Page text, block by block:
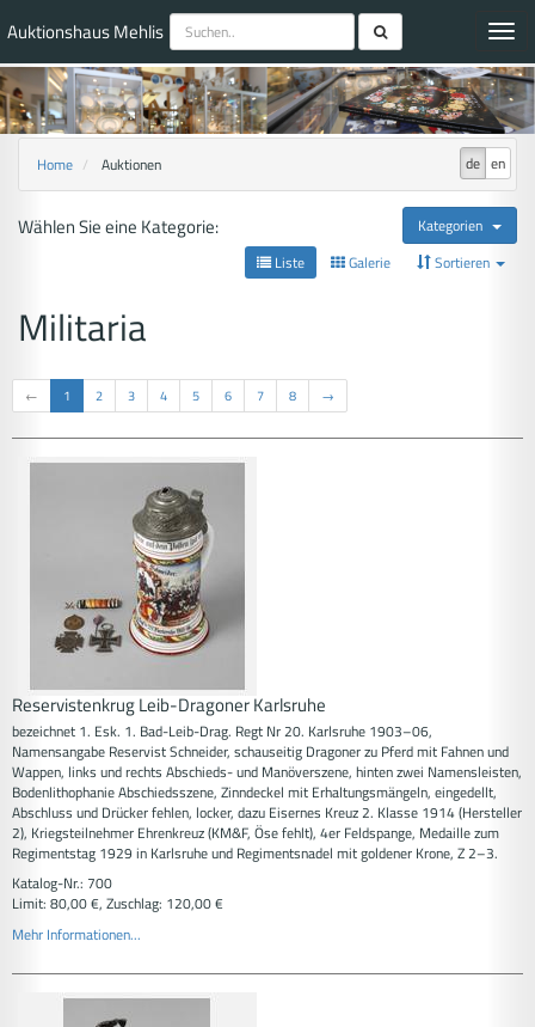
Auktionshaus Mehlis
de en
Home Auktionen
Kategorien
Wählen Sie eine Kategorie:
Liste Galerie Sortieren
Militaria
← 1 2 3 4 5 6 7 8 →
Reservistenkrug Leib-Dragoner Karlsruhe
bezeichnet 1. Esk. 1. Bad-Leib-Drag. Regt Nr 20. Karlsruhe 1903–06,
Namensangabe Reservist Schneider, schauseitig Dragoner zu Pferd mit Fahnen und
Wappen, links und rechts Abschieds- und Manöverszene, hinten zwei Namensleisten,
Bodenlithophanie Abschiedsszene, Zinndeckel mit Erhaltungsmängeln, eingedellt,
Abschluss und Drücker fehlen, locker, dazu Eisernes Kreuz 2. Klasse 1914 (Hersteller
2), Kriegsteilnehmer Ehrenkreuz (KM&F, Öse fehlt), 4er Feldspange, Medaille zum
Regimentstag 1929 in Karlsruhe und Regimentsnadel mit goldener Krone, Z 2–3.
Katalog-Nr.: 700
Limit: 80,00 €, Zuschlag: 120,00 €
Mehr Informationen...